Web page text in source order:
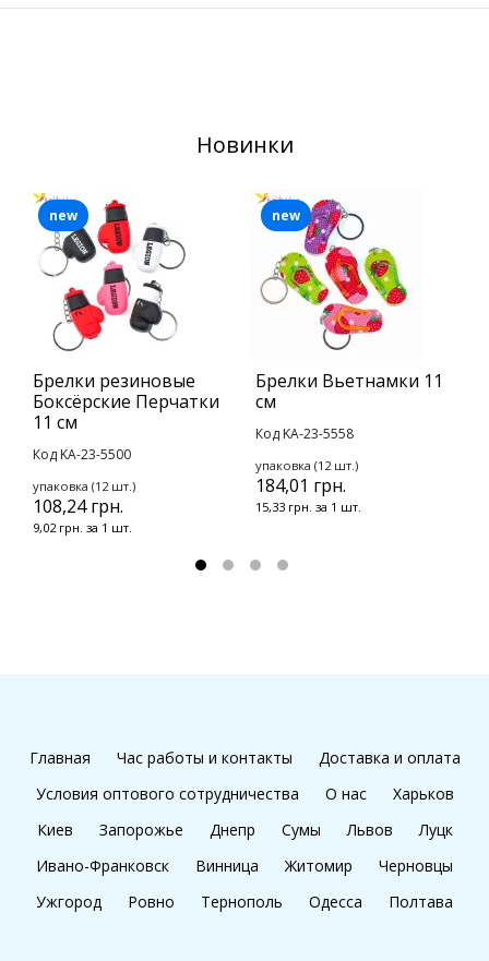
Новинки
Брелки резиновые
Боксёрские Перчатки
11 см
Код KA-23-5500
упаковка (12 шт.)
108,24 грн.
9,02 грн. за 1 шт.
new
Брелки Вьетнамки 11
см
Код KA-23-5558
упаковка (12 шт.)
184,01 грн.
15,33 грн. за 1 шт.
new
Главная Час работы и контакты
Доставка и оплата
Условия оптового сотрудничества
О нас
Харьков
Киев
Запорожье Днепр Сумы Львов
Луцк
Ивано-Франковск
Винница Житомир
Черновцы
Ужгород
Ровно Тернополь Одесса Полтава